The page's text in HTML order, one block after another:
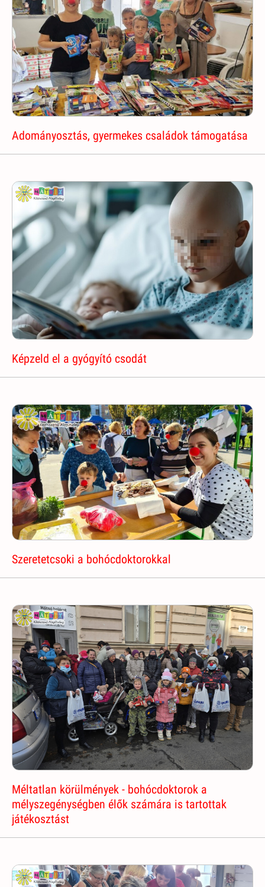
Adományosztás, gyermekes családok támogatása
Képzeld el a gyógyító csodát
Szeretetcsoki a bohócdoktorokkal
Méltatlan körülmények - bohócdoktorok a
mélyszegénységben élők számára is tartottak
játékosztást